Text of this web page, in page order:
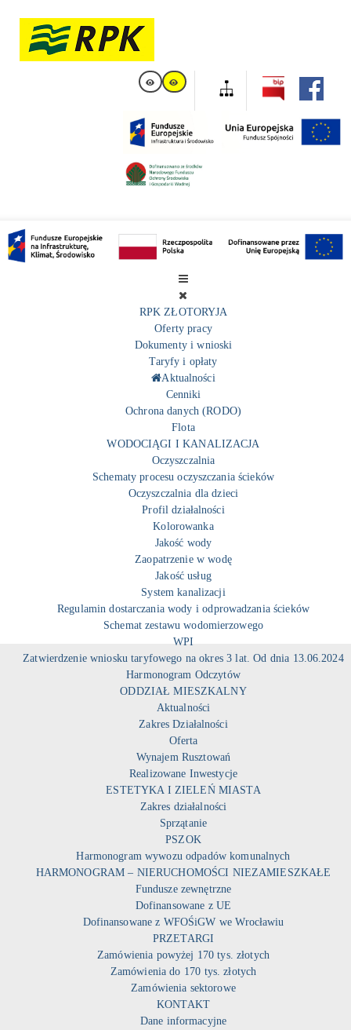
RPK ZŁOTORYJA
Oferty pracy
Dokumenty i wnioski
Taryfy i opłaty
Aktualności
Cenniki
Ochrona danych (RODO)
Flota
WODOCIĄGI I KANALIZACJA
Oczyszczalnia
Schematy procesu oczyszczania ścieków
Oczyszczalnia dla dzieci
Profil działalności
Kolorowanka
Jakość wody
Zaopatrzenie w wodę
Jakość usług
System kanalizacji
Regulamin dostarczania wody i odprowadzania ścieków
Schemat zestawu wodomierzowego
WPI
Zatwierdzenie wniosku taryfowego na okres 3 lat. Od dnia 13.06.2024
Harmonogram Odczytów
ODDZIAŁ MIESZKALNY
Aktualności
Zakres Działalności
Oferta
Wynajem Rusztowań
Realizowane Inwestycje
ESTETYKA I ZIELEŃ MIASTA
Zakres działalności
Sprzątanie
PSZOK
Harmonogram wywozu odpadów komunalnych
HARMONOGRAM – NIERUCHOMOŚCI NIEZAMIESZKAŁE
Fundusze zewnętrzne
Dofinansowane z UE
Dofinansowane z WFOŚiGW we Wrocławiu
PRZETARGI
Zamówienia powyżej 170 tys. złotych
Zamówienia do 170 tys. złotych
Zamówienia sektorowe
KONTAKT
Dane informacyjne